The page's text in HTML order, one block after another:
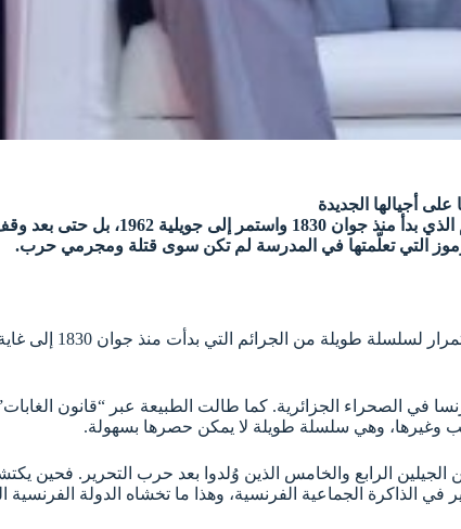
أجيالها الجديدة
التي تعلّمتها في المدرسة لم تكن سوى قتلة ومجرمي حرب.
في الصحراء الجزائرية. كما طالت الطبيعة عبر “قانون
وغيرها، وهي سلسلة طويلة لا يمكن حصرها بسهولة.
الرابع والخامس الذين وُلدوا بعد حرب التحرير. فحين
الجماعية الفرنسية، وهذا ما تخشاه الدولة الفرنسية